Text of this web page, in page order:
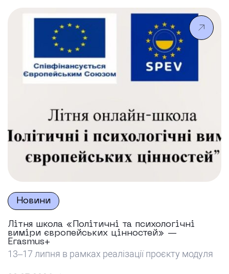
публічного управління та залучення до
формування державних політик.
Новини
Літня школа «Політичні та психологічні
виміри європейських цінностей» —
Erasmus+
13–17 липня в рамках реалізації проєкту модуля